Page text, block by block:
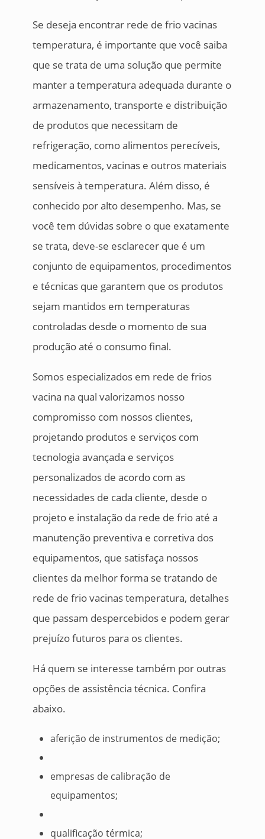
Se deseja encontrar rede de frio vacinas
temperatura, é importante que você saiba
que se trata de uma solução que permite
manter a temperatura adequada durante o
armazenamento, transporte e distribuição
de produtos que necessitam de
refrigeração, como alimentos perecíveis,
medicamentos, vacinas e outros materiais
sensíveis à temperatura. Além disso, é
conhecido por alto desempenho. Mas, se
você tem dúvidas sobre o que exatamente
se trata, deve-se esclarecer que é um
conjunto de equipamentos, procedimentos
e técnicas que garantem que os produtos
sejam mantidos em temperaturas
controladas desde o momento de sua
produção até o consumo final.
Somos especializados em rede de frios
vacina na qual valorizamos nosso
compromisso com nossos clientes,
projetando produtos e serviços com
tecnologia avançada e serviços
personalizados de acordo com as
necessidades de cada cliente, desde o
projeto e instalação da rede de frio até a
manutenção preventiva e corretiva dos
equipamentos, que satisfaça nossos
clientes da melhor forma se tratando de
rede de frio vacinas temperatura, detalhes
que passam despercebidos e podem gerar
prejuízo futuros para os clientes.
Há quem se interesse também por outras
opções de assistência técnica. Confira
abaixo.
aferição de instrumentos de medição;
empresas de calibração de
equipamentos;
qualificação térmica;